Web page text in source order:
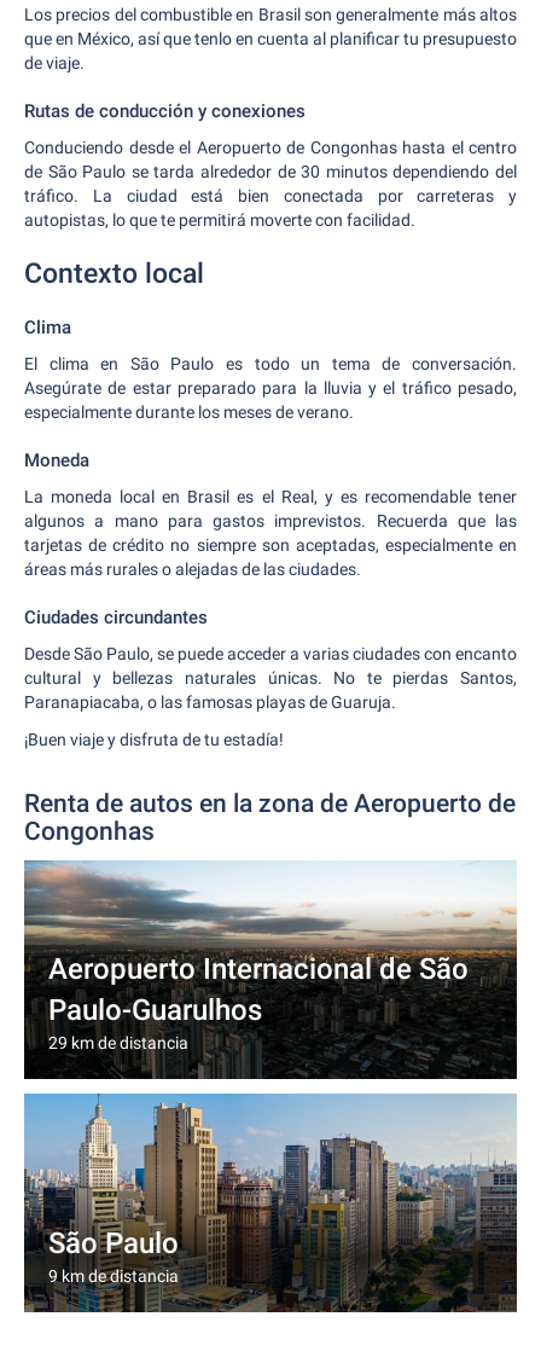
Los precios del combustible en Brasil son generalmente más altos
que en México, así que tenlo en cuenta al planificar tu presupuesto
de viaje.
Rutas de conducción y conexiones
Conduciendo desde el Aeropuerto de Congonhas hasta el centro
de São Paulo se tarda alrededor de 30 minutos dependiendo del
tráfico. La ciudad está bien conectada por carreteras y
autopistas, lo que te permitirá moverte con facilidad.
Contexto local
Clima
El clima en São Paulo es todo un tema de conversación.
Asegúrate de estar preparado para la lluvia y el tráfico pesado,
especialmente durante los meses de verano.
Moneda
La moneda local en Brasil es el Real, y es recomendable tener
algunos a mano para gastos imprevistos. Recuerda que las
tarjetas de crédito no siempre son aceptadas, especialmente en
áreas más rurales o alejadas de las ciudades.
Ciudades circundantes
Desde São Paulo, se puede acceder a varias ciudades con encanto
cultural y bellezas naturales únicas. No te pierdas Santos,
Paranapiacaba, o las famosas playas de Guaruja.
¡Buen viaje y disfruta de tu estadía!
Renta de autos en la zona de Aeropuerto de
Congonhas
Aeropuerto Internacional de São
Paulo-Guarulhos
29 km de distancia
São Paulo
9 km de distancia